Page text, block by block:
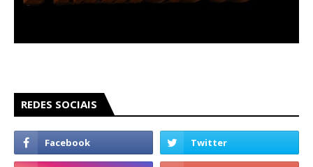
REDES SOCIAIS